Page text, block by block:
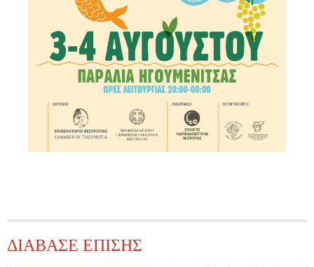
ΔΙΑΒΑΣΕ ΕΠΙΣΗΣ